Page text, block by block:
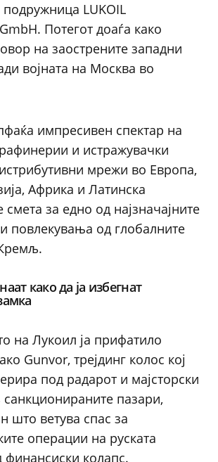
LUKOIL
Потегот доаѓа како
на заострените западни
војната на Москва во
импресивен спектар на
и истражувачки
мрежи во Европа,
Африка и Латинска
за едно од најзначајните
повлекувања од глобалните
како да ја избегнат
на Лукоил ја прифатило
Gunvor, трејдинг колос кој
под радарот и мајсторски
пазари,
што ветува спас за
операции на руската
финансиски колапс.